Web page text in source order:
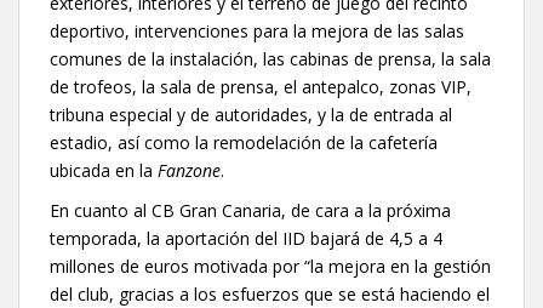
deportivo, intervenciones para la mejora de las salas
comunes de la instalación, las cabinas de prensa, la sala
de trofeos, la sala de prensa, el antepalco, zonas VIP,
tribuna especial y de autoridades, y la de entrada al
estadio, así como la remodelación de la cafetería
ubicada en la Fanzone.
En cuanto al CB Gran Canaria, de cara a la próxima
temporada, la aportación del IID bajará de 4,5 a 4
millones de euros motivada por “la mejora en la gestión
del club, gracias a los esfuerzos que se está haciendo el